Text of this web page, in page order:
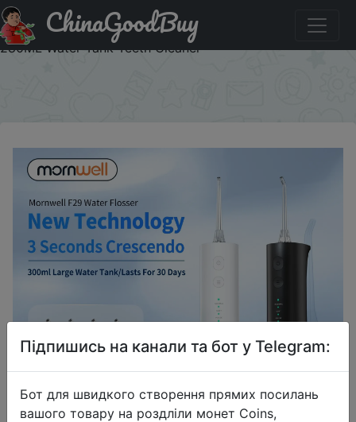
Знижка на Mornwell F29 Oral Irrigator Dental Water Jet 3
Mode Water Flosser for Teeth Rechargeable Portable
280ML Water Tank Teeth Cleaner
ChinaGoodBuy
Підпишись на канали та бот у Telegram:
Бот для швидкого створення прямих посилань
вашого товару на роздліли монет Coins,